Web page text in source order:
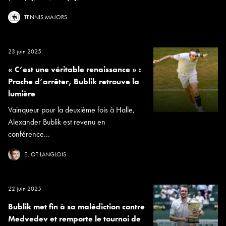
TENNIS MAJORS
23 juin 2025
« C’est une véritable renaissance » :
Proche d’arrêter, Bublik retrouve la
lumière
Vainqueur pour la deuxième fois à Halle,
Alexander Bublik est revenu en
conférence...
ELIOT LANGLOIS
22 juin 2025
Bublik met fin à sa malédiction contre
Medvedev et remporte le tournoi de